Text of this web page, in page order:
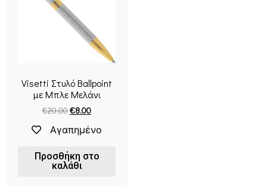
Visetti Στυλό Ballpoint
με Μπλε Mελάνι
€20.00€8.00
Αγαπημένο
Προσθήκη στο
καλάθι